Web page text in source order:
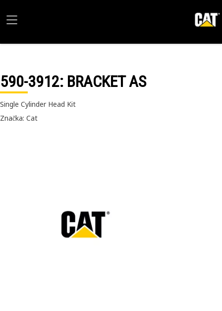
590-3912: BRACKET AS
Single Cylinder Head Kit
Značka: Cat